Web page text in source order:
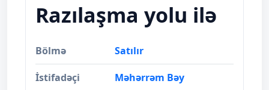
Razılaşma yolu ilə
Bölmə Satılır
İstifadəçi Məhərrəm Bəy